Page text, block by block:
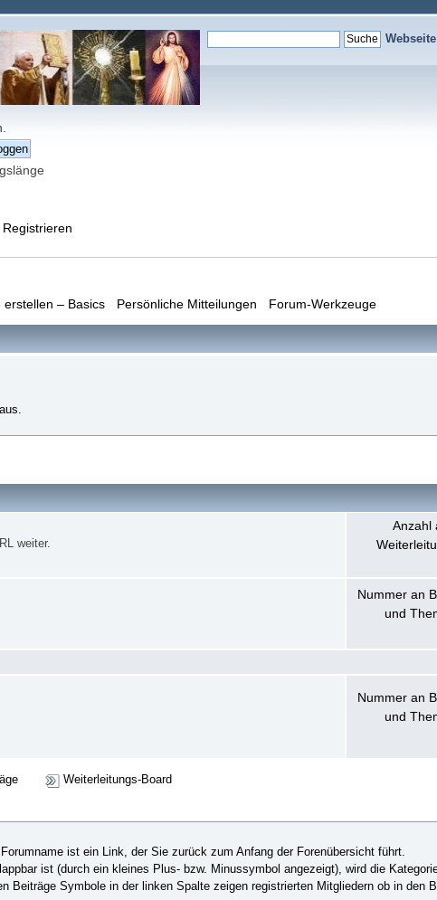
Registrieren
erstellen – Basics Persönliche Mitteilungen Forum-Werkzeuge
weiter.
Anzahl
Nummer an
und
Nummer an
und
Weiterleitungs-Board
ist ein Link, der Sie zurück zum Anfang der Forenübersicht führt.
ist (durch ein kleines Plus- bzw. Minussymbol angezeigt), wird die
Beiträge Symbole in der linken Spalte zeigen registrierten Mitgliedern ob in den